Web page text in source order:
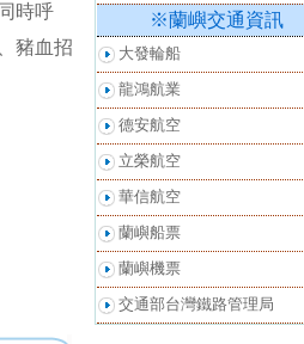
時呼
豬血招
※蘭嶼交通資訊
大發輪船
龍鴻航業
德安航空
立榮航空
華信航空
蘭嶼船票
蘭嶼機票
交通部台灣鐵路管理局